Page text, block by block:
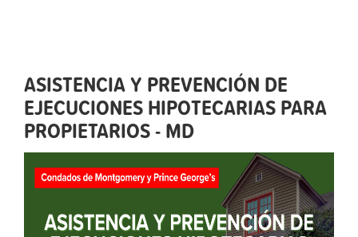
ASISTENCIA Y PREVENCIÓN DE
EJECUCIONES HIPOTECARIAS PARA
PROPIETARIOS - MD